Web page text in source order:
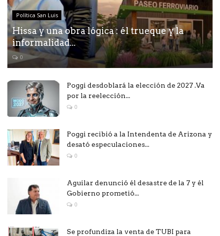
Política San Luis
Hissa y una obra lógica : él trueque y la
informalidad...
0
Poggi desdoblará la elección de 2027 .Va
por la reelección...
0
Poggi recibió a la Intendenta de Arizona y
desató especulaciones...
0
Aguilar denunció él desastre de la 7 y él
Gobierno prometió...
0
Se profundiza la venta de TUBI para